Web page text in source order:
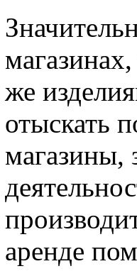
же
отыскать
магазины,
аренде